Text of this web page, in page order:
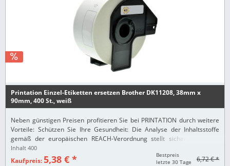
Printation Einzel-Etiketten ersetzen Brother DK11208, 38mm x
90mm, 400 St., weiß
Neben günstigen Preisen profitieren Sie bei PRINTATION durch weitere
Vorteile: Schützen Sie Ihre Gesundheit: Die Analyse der Inhaltsstoffe
gemäß der europäischen REACH-Verordnung stellt sicher, dass alle
Printation-Produkte nur...
Inhalt400
Kaufpreis:5,38 € * 6,72 € *
Bestpreis
letzte 30 Tage